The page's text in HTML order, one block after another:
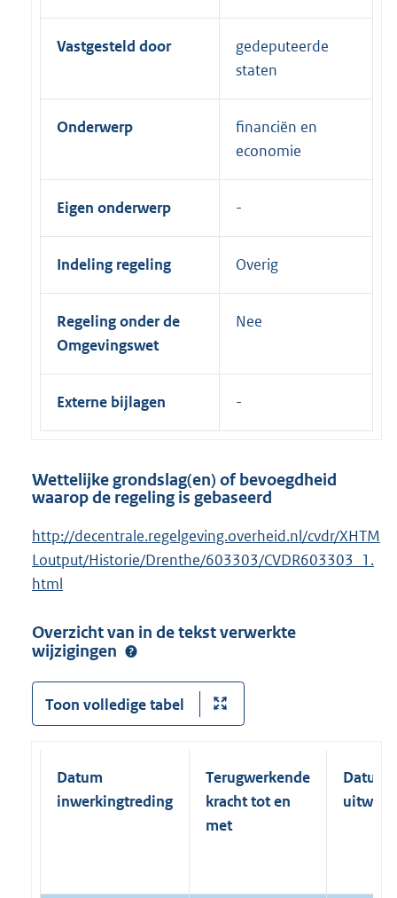
Vastgesteld door
gedeputeerde
staten
Onderwerp
financiën en
economie
Eigen onderwerp
Indeling regeling Overig
Regeling onder de
Omgevingswet
Nee
Externe bijlagen
Wettelijke grondslag(en) of bevoegdheid
waarop de regeling is gebaseerd
http://decentrale.regelgeving.overheid.nl/cvdr/XHTM
Loutput/Historie/Drenthe/603303/CVDR603303_1.
html
Overzicht van in de tekst verwerkte
wijzigingen
Toon volledige tabel
Datum
inwerkingtreding
Terugwerkende
kracht tot en
met
Datum